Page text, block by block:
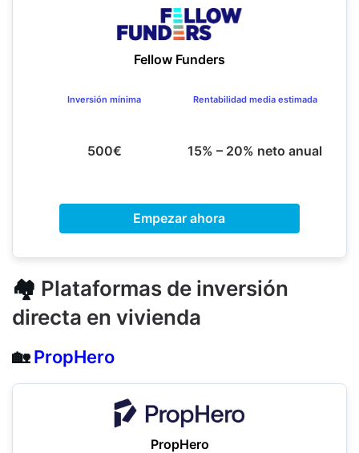
Fellow Funders
Inversión mínima
500€
Rentabilidad media estimada
15% – 20% neto anual
Empezar ahora
🏘️ Plataformas de inversión
directa en vivienda
🏡PropHero
PropHero